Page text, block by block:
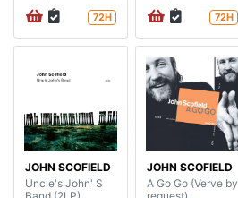
72H 72H
JOHN SCOFIELD
Uncle's John' S
JOHN SCOFIELD
A Go Go (Verve by